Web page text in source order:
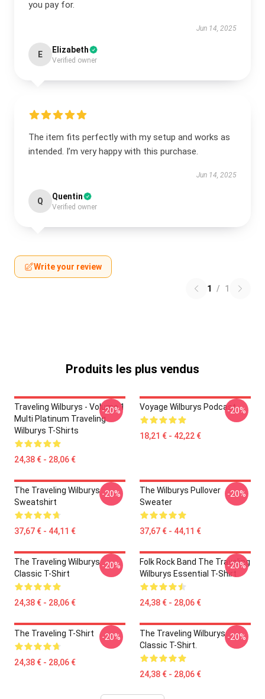
you pay for.
Jun 14, 2025
E Elizabeth
Verified owner
The item fits perfectly with my setup and works as
intended. I’m very happy with this purchase.
Jun 14, 2025
Q Quentin
Verified owner
Write your review
1 / 1
Produits les plus vendus
Traveling Wilburys - Volume 1
Multi Platinum Traveling
Wilburys T-Shirts
24,38 € - 28,06 €
-20% Voyage Wilburys Podcast
18,21 € - 42,22 €
-20%
The Traveling Wilburys
Sweatshirt
37,67 € - 44,11 €
-20%
The Wilburys Pullover
Sweater
37,67 € - 44,11 €
-20%
The Traveling Wilburys
Classic T-Shirt
24,38 € - 28,06 €
-20%
Folk Rock Band The Traveling
Wilburys Essential T-Shirt
24,38 € - 28,06 €
-20%
The Traveling T-Shirt
24,38 € - 28,06 €
-20%
The Traveling Wilburys
Classic T-Shirt.
24,38 € - 28,06 €
-20%